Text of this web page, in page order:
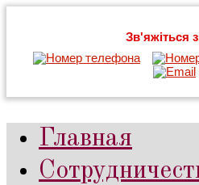
Зв'яжіться
Главная